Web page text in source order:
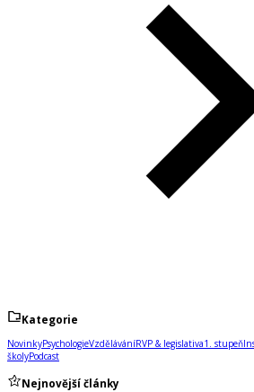
Kategorie
NovinkyPsychologieVzděláváníRVP & legislativa1. stupeň
školyPodcast
Nejnovější články